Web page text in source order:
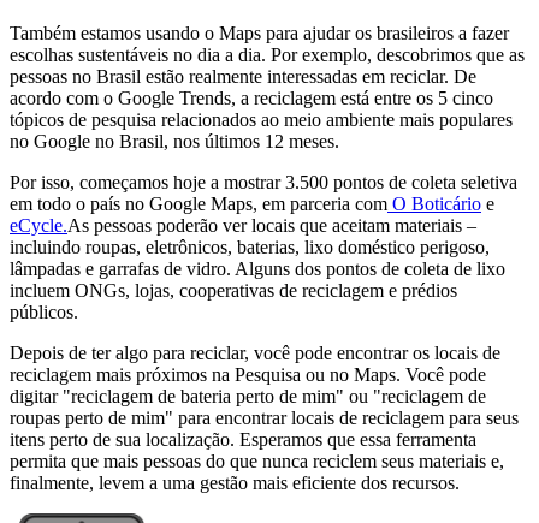
Também estamos usando o Maps para ajudar os brasileiros a fazer
escolhas sustentáveis ​​no dia a dia. Por exemplo, descobrimos que as
pessoas no Brasil estão realmente interessadas em reciclar. De
acordo com o Google Trends, a reciclagem está entre os 5 cinco
tópicos de pesquisa relacionados ao meio ambiente mais populares
no Google no Brasil, nos últimos 12 meses.
Por isso, começamos hoje a mostrar 3.500 pontos de coleta seletiva
em todo o país no Google Maps, em parceria com O Boticário e
eCycle.As pessoas poderão ver locais que aceitam materiais –
incluindo roupas, eletrônicos, baterias, lixo doméstico perigoso,
lâmpadas e garrafas de vidro. Alguns dos pontos de coleta de lixo
incluem ONGs, lojas, cooperativas de reciclagem e prédios
públicos.
Depois de ter algo para reciclar, você pode encontrar os locais de
reciclagem mais próximos na Pesquisa ou no Maps. Você pode
digitar "reciclagem de bateria perto de mim" ou "reciclagem de
roupas perto de mim" para encontrar locais de reciclagem para seus
itens perto de sua localização. Esperamos que essa ferramenta
permita que mais pessoas do que nunca reciclem seus materiais e,
finalmente, levem a uma gestão mais eficiente dos recursos.